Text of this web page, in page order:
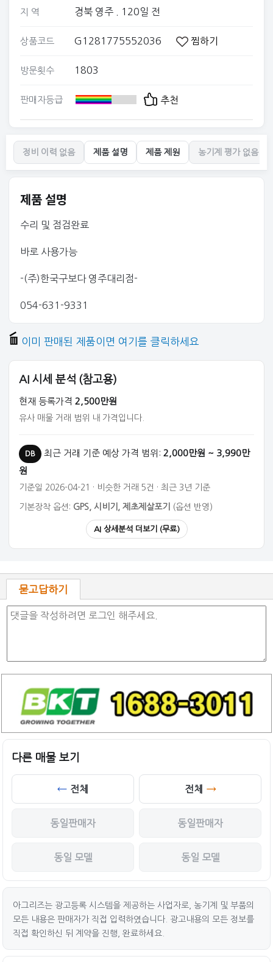
지 역 경북 영주 . 120일 전
상품코드 G1281775552036 찜하기
방문횟수 1803
판매자등급 추천
정비 이력 없음 제품 설명 제품 제원 농기계 평가 없음
제품 설명
수리 및 점검완료
바로 사용가능
-(주)한국구보다 영주대리점-
054-631-9331
이미 판매된 제품이면 여기를 클릭하세요
AI 시세 분석 (참고용)
현재 등록가격 2,500만원
유사 매물 거래 범위 내 가격입니다.
DB 최근 거래 기준 예상 가격 범위: 2,000만원 ~ 3,990만
원
기준일 2026-04-21 · 비슷한 거래 5건 · 최근 3년 기준
기본장착 옵션: GPS, 시비기, 제초제살포기 (옵션 반영)
AI 상세분석 더보기 (무료)
묻고답하기
다른 매물 보기
전체
동일판매자
동일 모델
전체
동일판매자
동일 모델
아그리즈는 광고등록 시스템을 제공하는 사업자로, 농기계 및 부품의
모든 내용은 판매자가 직접 입력하였습니다. 광고내용의 모든 정보를
직접 확인하신 뒤 계약을 진행, 완료하세요.